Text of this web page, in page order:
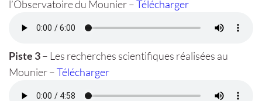
l’Observatoire du Mounier –Télécharger
Piste 3– Les recherches scientifiques réalisées au
Mounier –Télécharger